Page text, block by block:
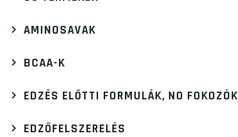
AMINOSAVAK
BCAA-K
EDZÉS ELŐTTI FORMULÁK, NO FOKOZÓK
EDZŐFELSZERELÉS